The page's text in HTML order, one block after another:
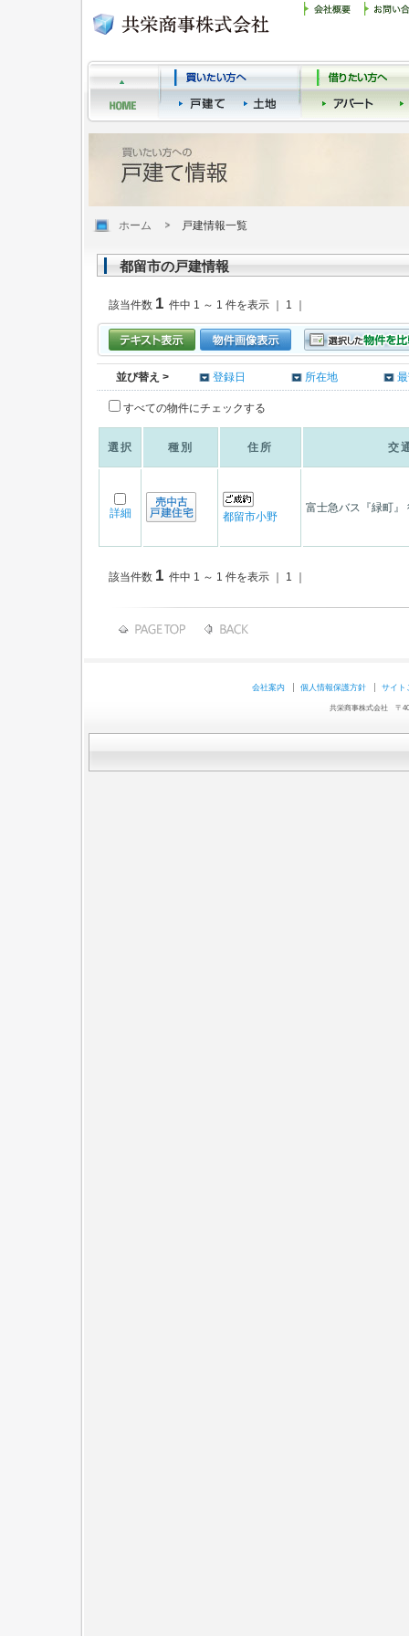
ホーム 戸建情報一覧
都留市の戸建情報
該当件数 1 件中 1 ～ 1 件を表示 ｜ 1 ｜
並び替え > 登録日 所在地
すべての物件にチェックする
選択 種別 住所 交
詳細 都留市小野
富士急バス『緑町』
該当件数 1 件中 1 ～ 1 件を表示 ｜ 1 ｜
会社案内 個人情報保護方針 サイト
共栄商事株式会社 〒